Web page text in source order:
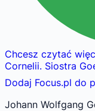
Chcesz czytać
Cornelii. Siostra
Dodaj Focus.pl do
Johann Wolfgang